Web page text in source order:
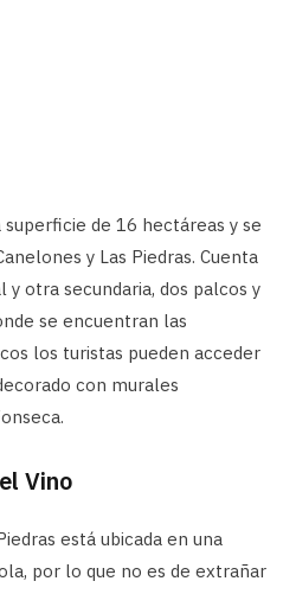
de 16 hectáreas y se
y Las Piedras. Cuenta
y otra secundaria, dos palcos y
se encuentran las
los turistas pueden acceder
con murales
Vino
está ubicada en una
por lo que no es de extrañar